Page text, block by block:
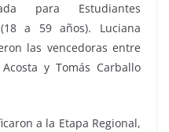
para Estudiantes
a 59 años). Luciana
las vencedoras entre
y Tomás Carballo
a la Etapa Regional,